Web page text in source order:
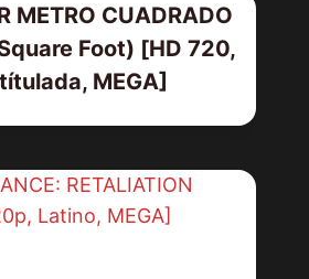
METRO CUADRADO
Foot) [HD 720,
MEGA]